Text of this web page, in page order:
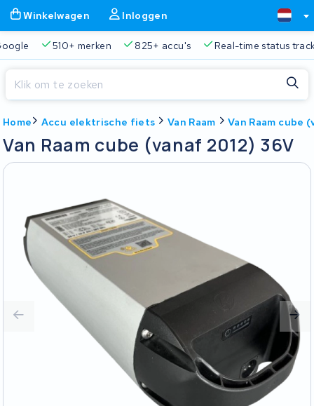
Winkelwagen Inloggen
510+ merken 825+ accu's Real-time status
Home Accu elektrische fiets Van Raam Van Raam cube
Van Raam cube (vanaf 2012) 36V
Gratis verzending en ophaalservice
Sluiten
Begin te typen in de zoekbalk om te zoeken